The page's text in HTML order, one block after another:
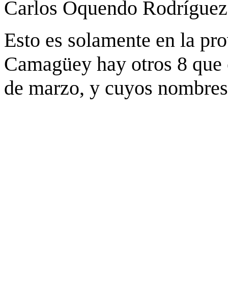
Carlos Oquendo
Esto es solamente en la
Camagüey hay otros 8
de marzo, y cuyos